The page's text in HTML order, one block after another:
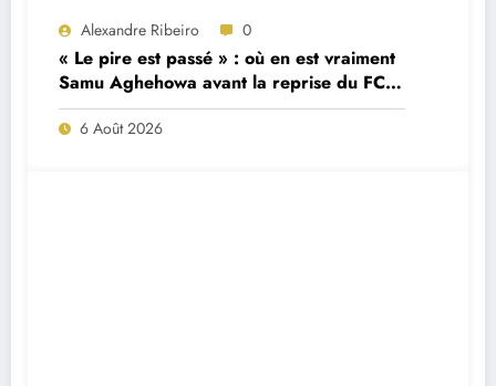
Alexandre Ribeiro 0
« Le pire est passé » : où en est vraiment
Samu Aghehowa avant la reprise du FC
Porto ?
6 Août 2026